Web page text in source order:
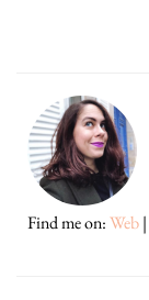
Find me on:Web|